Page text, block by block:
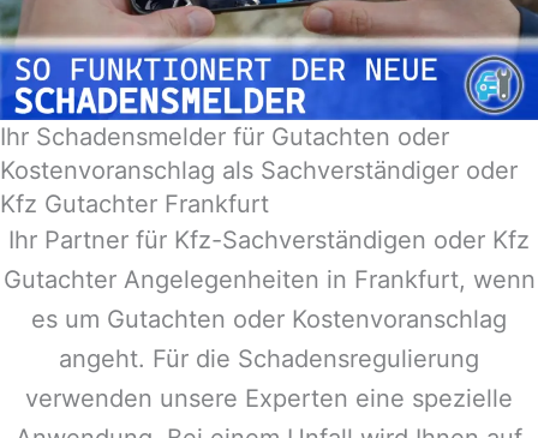
Ihr Schadensmelder für Gutachten oder
Kostenvoranschlag als Sachverständiger oder
Kfz Gutachter Frankfurt
Ihr Partner für Kfz-Sachverständigen oder Kfz
Gutachter Angelegenheiten in Frankfurt, wenn
es um Gutachten oder Kostenvoranschlag
angeht. Für die Schadensregulierung
verwenden unsere Experten eine spezielle